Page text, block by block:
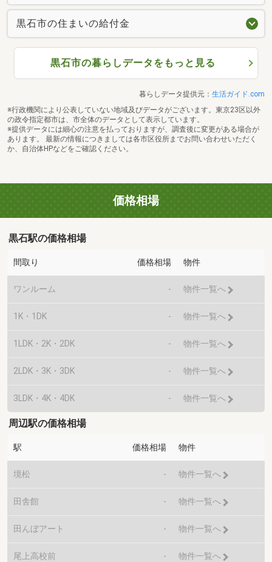
黒石市の住まいの給付金
黒石市の暮らしデータをもっと見る
暮らしデータ提供元： 生活ガイド.com
※行政機関により公表していない地域及びデータがございます。東京23区以外
の政令指定都市は、市全体のデータとして表示しています。
※提供データには細心の注意を払っておりますが、調査後に変更がある場合が
あります。 最新の情報につきましては各市区役所までお問い合わせいただく
か、自治体HPなどをご確認ください。
価格相場
黒石駅の価格相場
間取り 価格相場 物件
ワンルーム - 物件一覧へ
1K・1DK - 物件一覧へ
1LDK・2K・2DK - 物件一覧へ
2LDK・3K・3DK - 物件一覧へ
3LDK・4K・4DK - 物件一覧へ
周辺駅の価格相場
駅 価格相場 物件
境松 - 物件一覧へ
田舎館 - 物件一覧へ
田んぼアート - 物件一覧へ
尾上高校前 - 物件一覧へ